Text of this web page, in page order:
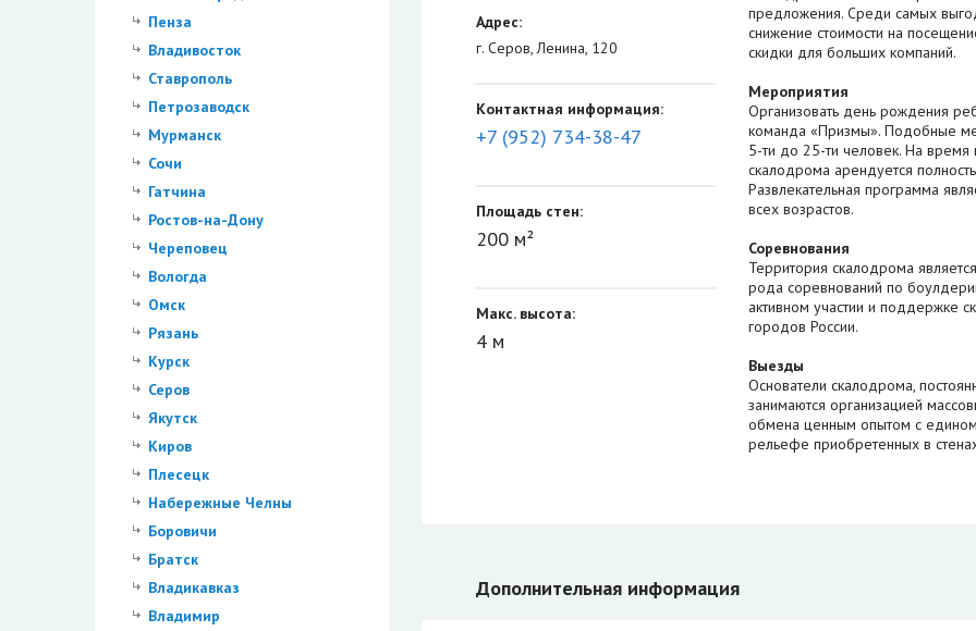
Пенза
Владивосток
Ставрополь
Петрозаводск
Мурманск
Сочи
Гатчина
Ростов-на-Дону
Череповец
Вологда
Омск
Рязань
Курск
Серов
Якутск
Киров
Плесецк
Набережные Челны
Боровичи
Братск
Владикавказ
Владимир
Адрес:
г. Серов, Ленина, 120
Контактная информация:
+7 (952) 734-38-47
Площадь стен:
200 м²
Макс. высота:
4 м
предложения. Среди самых
снижение стоимости на
скидки для больших компаний.
Мероприятия
Организовать день рождения
команда «Призмы». Подобные
5-ти до 25-ти человек. На время
скалодрома арендуется
Развлекательная программа
всех возрастов.
Соревнования
Территория скалодрома
рода соревнований по
активном участии и поддержке
городов России.
Выезды
Основатели скалодрома,
занимаются организацией
обмена ценным опытом с
рельефе приобретенных в
Дополнительная информация